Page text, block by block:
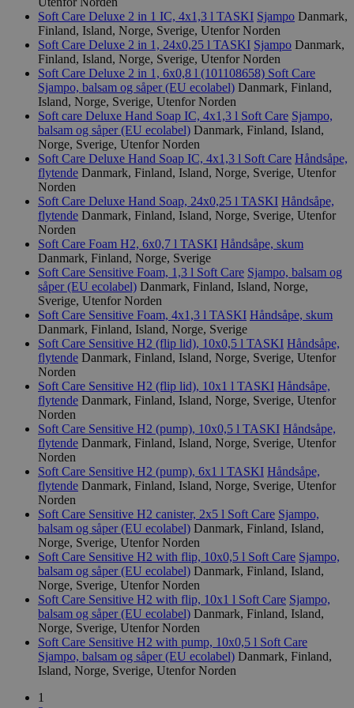
Soft Care Deluxe 2 in 1 IC, 4x1,3 l TASKI Sjampo Danmark,
Finland, Island, Norge, Sverige, Utenfor Norden
Soft Care Deluxe 2 in 1, 24x0,25 l TASKI Sjampo Danmark,
Finland, Island, Norge, Sverige, Utenfor Norden
Soft Care Deluxe 2 in 1, 6x0,8 l (101108658) Soft Care
Sjampo, balsam og såper (EU ecolabel) Danmark, Finland,
Island, Norge, Sverige, Utenfor Norden
Soft care Deluxe Hand Soap IC, 4x1,3 l Soft Care Sjampo,
balsam og såper (EU ecolabel) Danmark, Finland, Island,
Norge, Sverige, Utenfor Norden
Soft Care Deluxe Hand Soap IC, 4x1,3 l Soft Care Håndsåpe,
flytende Danmark, Finland, Island, Norge, Sverige, Utenfor
Norden
Soft Care Deluxe Hand Soap, 24x0,25 l TASKI Håndsåpe,
flytende Danmark, Finland, Island, Norge, Sverige, Utenfor
Norden
Soft Care Foam H2, 6x0,7 l TASKI Håndsåpe, skum
Danmark, Finland, Norge, Sverige
Soft Care Sensitive Foam, 1,3 l Soft Care Sjampo, balsam og
såper (EU ecolabel) Danmark, Finland, Island, Norge,
Sverige, Utenfor Norden
Soft Care Sensitive Foam, 4x1,3 l TASKI Håndsåpe, skum
Danmark, Finland, Island, Norge, Sverige
Soft Care Sensitive H2 (flip lid), 10x0,5 l TASKI Håndsåpe,
flytende Danmark, Finland, Island, Norge, Sverige, Utenfor
Norden
Soft Care Sensitive H2 (flip lid), 10x1 l TASKI Håndsåpe,
flytende Danmark, Finland, Island, Norge, Sverige, Utenfor
Norden
Soft Care Sensitive H2 (pump), 10x0,5 l TASKI Håndsåpe,
flytende Danmark, Finland, Island, Norge, Sverige, Utenfor
Norden
Soft Care Sensitive H2 (pump), 6x1 l TASKI Håndsåpe,
flytende Danmark, Finland, Island, Norge, Sverige, Utenfor
Norden
Soft Care Sensitive H2 canister, 2x5 l Soft Care Sjampo,
balsam og såper (EU ecolabel) Danmark, Finland, Island,
Norge, Sverige, Utenfor Norden
Soft Care Sensitive H2 with flip, 10x0,5 l Soft Care Sjampo,
balsam og såper (EU ecolabel) Danmark, Finland, Island,
Norge, Sverige, Utenfor Norden
Soft Care Sensitive H2 with flip, 10x1 l Soft Care Sjampo,
balsam og såper (EU ecolabel) Danmark, Finland, Island,
Norge, Sverige, Utenfor Norden
Soft Care Sensitive H2 with pump, 10x0,5 l Soft Care
Sjampo, balsam og såper (EU ecolabel) Danmark, Finland,
Island, Norge, Sverige, Utenfor Norden
1
_hjFirstSeen
Hotjar Ltd
.svanemerket.no
minutter
sekunder
pageviewCount
.svanemerket.no
Sesjon
nelapi-product-archive-filters
svanemerket.no
4 dager 4
timer
nelapi-last-visited-category
svanemerket.no
4 dager 4
timer
Inc.
svanemerket.no
_hjIncludedInPageviewSample
Hotjar Ltd
svanemerket.no
Navn
Provider /
Domene
Utløpsdato Beskrivelse
_gat_UA-
33776333-1
sekunder
Google
kontoen
brukes til å
høyt
_hjid
Hotjar Ltd
Navn
Domene
Utløpsdato
_fbp
Meta Platform
Inc.
.svanemerket.no
å levere
som for
VISITOR_INFO1_LIVE
Google LLC
.youtube.com
5 måneder
Denne
å holde